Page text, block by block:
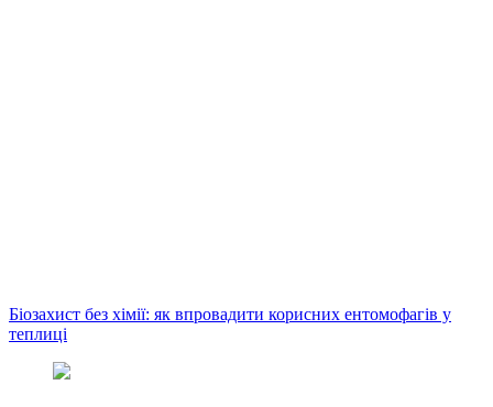
Біозахист без хімії: як впровадити корисних ентомофагів у
теплиці